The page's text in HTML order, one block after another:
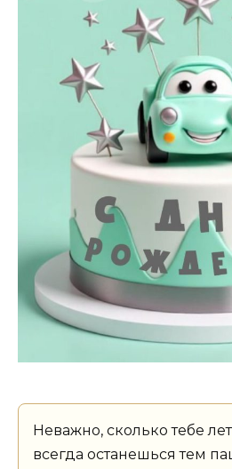
Неважно, сколько тебе
всегда останешься тем